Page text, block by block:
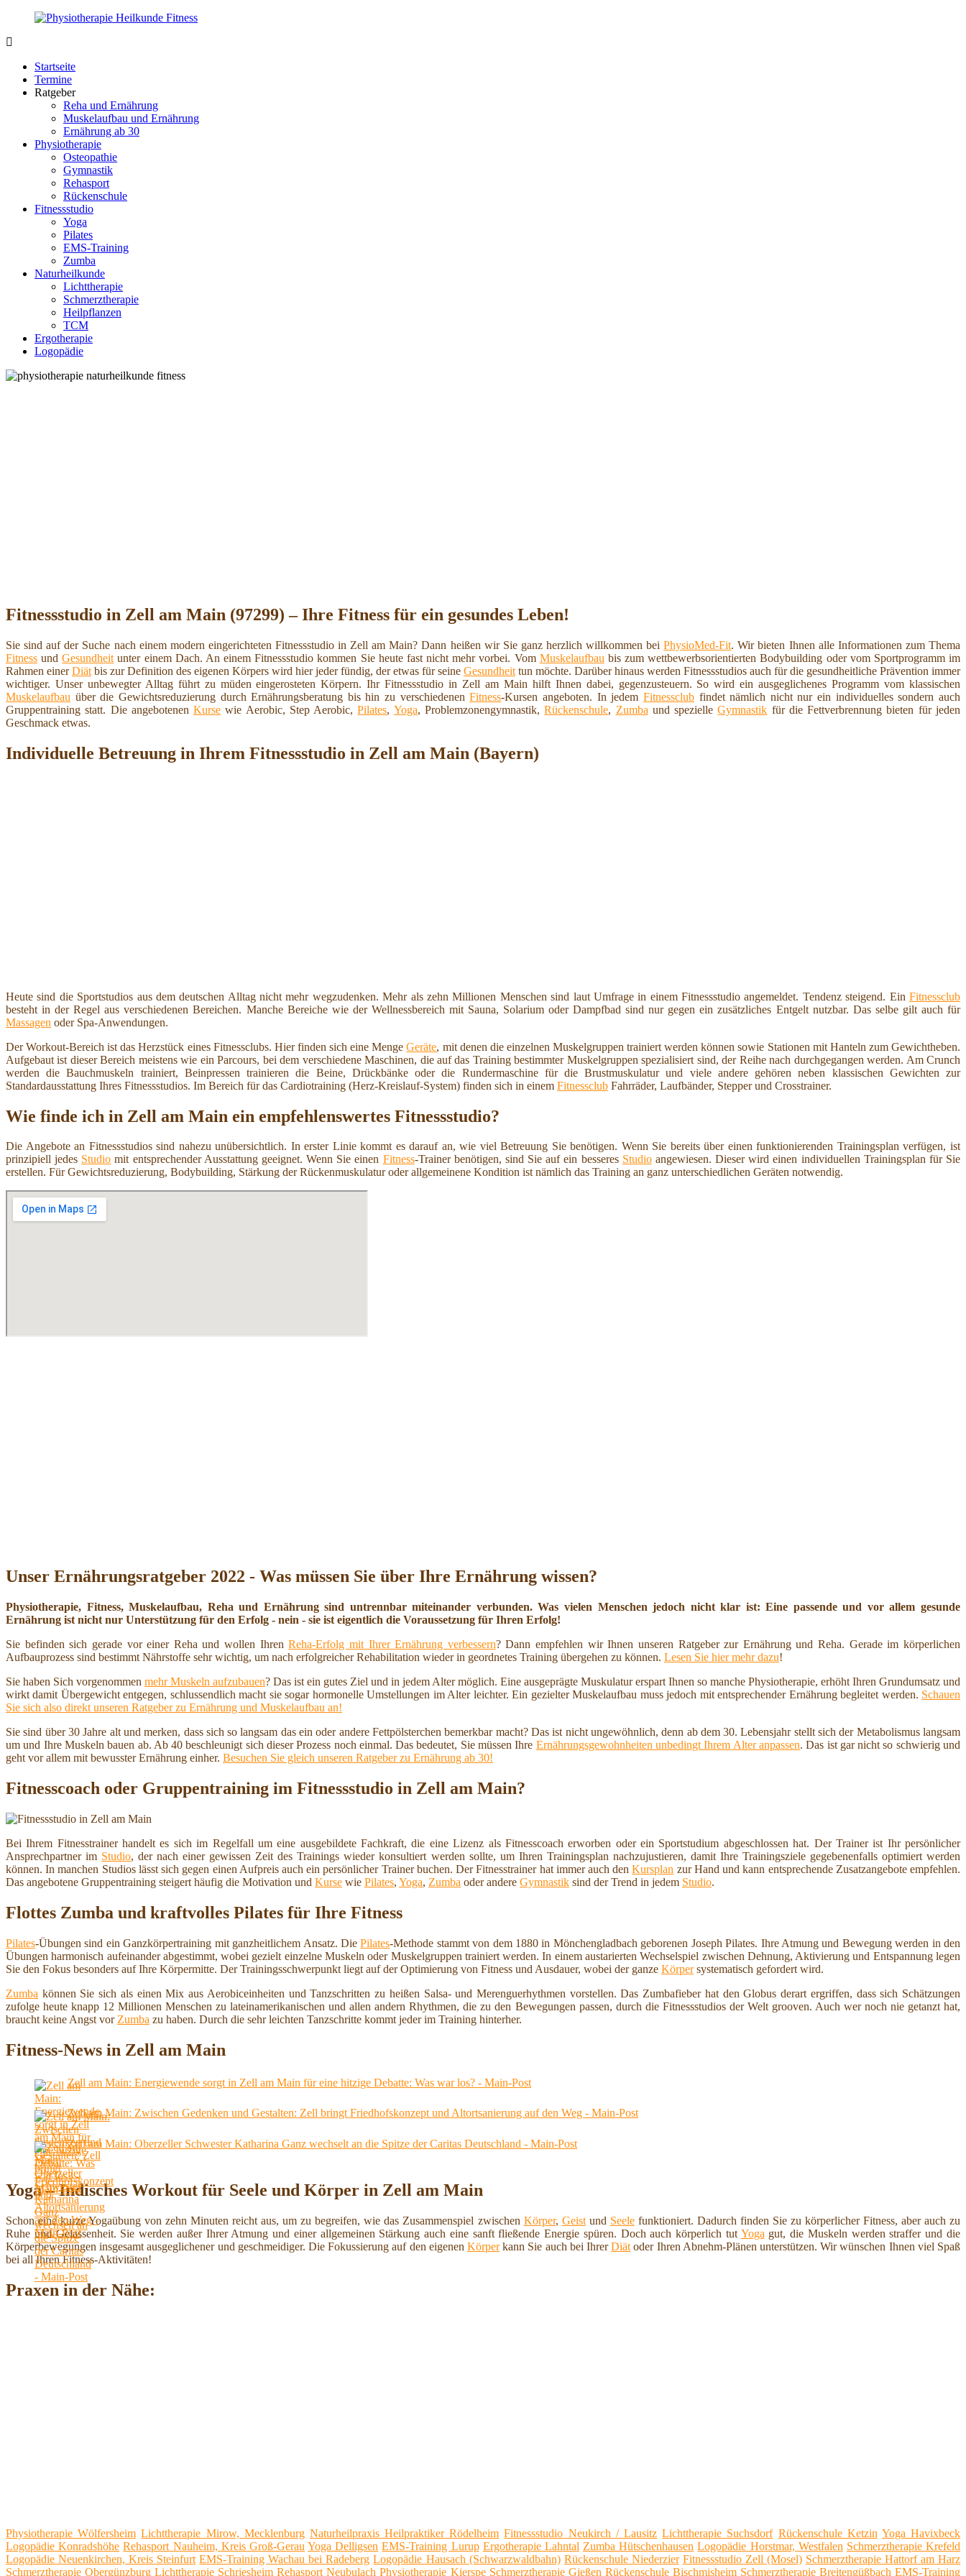
Zurück
Inhalt
Fit.de
Körper
Startseite
Termine
Ratgeber
Reha und Ernährung
Muskelaufbau und Ernährung
Ernährung ab 30
Physiotherapie
Osteopathie
Gymnastik
Rehasport
Rückenschule
Fitnessstudio
Yoga
Pilates
EMS-Training
Zumba
Naturheilkunde
Lichttherapie
Schmerztherapie
Heilpflanzen
TCM
Ergotherapie
Logopädie
Fitnessstudio in Zell am Main (97299) – Ihre Fitness für ein gesundes Leben!
Sie sind auf der Suche nach einem modern eingerichteten Fitnessstudio in Zell am Main? Dann heißen wir Sie ganz herzlich willkommen beiPhysioMed-Fit. Wir bieten Ihnen alle Informationen zum Thema
Fitness undGesundheit unter einem Dach. An einem Fitnessstudio kommen Sie heute fast nicht mehr vorbei. Vom Muskelaufbau bis zum wettbewerbsorientierten Bodybuilding oder vom Sportprogramm im
Rahmen einerDiät bis zur Definition des eigenen Körpers wird hier jeder fündig, der etwas für seine Gesundheit tun möchte. Darüber hinaus werden Fitnessstudios auch für die gesundheitliche Prävention immer
wichtiger. Unser unbewegter Alltag führt zu müden eingerosteten Körpern. Ihr Fitnessstudio in Zell am Main hilft Ihnen dabei, gegenzusteuern. So wird ein ausgeglichenes Programm vom klassischen
Muskelaufbau über die Gewichtsreduzierung durch Ernährungsberatung bis hin zu verschiedenenFitness-Kursen angeboten. In jedem Fitnessclubfindet nämlich nicht nur ein individuelles sondern auch
Gruppentraining statt. Die angebotenenKurse wie Aerobic, Step Aerobic,Pilates, Yoga, Problemzonengymnastik,Rückenschule, Zumba und spezielleGymnastik für die Fettverbrennung bieten für jeden
Geschmack etwas.
Individuelle Betreuung in Ihrem Fitnessstudio in Zell am Main (Bayern)
Heute sind die Sportstudios aus dem deutschen Alltag nicht mehr wegzudenken. Mehr als zehn Millionen Menschen sind laut Umfrage in einem Fitnessstudio angemeldet. Tendenz steigend. Ein Fitnessclub
besteht in der Regel aus verschiedenen Bereichen. Manche Bereiche wie der Wellnessbereich mit Sauna, Solarium oder Dampfbad sind nur gegen ein zusätzliches Entgelt nutzbar. Das selbe gilt auch für
Massagen oder Spa-Anwendungen.
Der Workout-Bereich ist das Herzstück eines Fitnessclubs. Hier finden sich eine MengeGeräte, mit denen die einzelnen Muskelgruppen trainiert werden können sowie Stationen mit Hanteln zum Gewichtheben.
Aufgebaut ist dieser Bereich meistens wie ein Parcours, bei dem verschiedene Maschinen, die auf das Training bestimmter Muskelgruppen spezialisiert sind, der Reihe nach durchgegangen werden. Am Crunch
werden die Bauchmuskeln trainiert, Beinpressen trainieren die Beine, Drückbänke oder die Rundermaschine für die Brustmuskulatur und viele andere gehören neben klassischen Gewichten zur
Standardausstattung Ihres Fitnessstudios. Im Bereich für das Cardiotraining (Herz-Kreislauf-System) finden sich in einem Fitnessclub Fahrräder, Laufbänder, Stepper und Crosstrainer.
Wie finde ich in Zell am Main ein empfehlenswertes Fitnessstudio?
Die Angebote an Fitnessstudios sind nahezu unübersichtlich. In erster Linie kommt es darauf an, wie viel Betreuung Sie benötigen. Wenn Sie bereits über einen funktionierenden Trainingsplan verfügen, ist
prinzipiell jedes Studio mit entsprechender Ausstattung geeignet. Wenn Sie einen Fitness-Trainer benötigen, sind Sie auf ein besseres Studioangewiesen. Dieser wird einen individuellen Trainingsplan für Sie
erstellen. Für Gewichtsreduzierung, Bodybuilding, Stärkung der Rückenmuskulatur oder allgemeinene Kondition ist nämlich das Training an ganz unterschiedlichen Geräten notwendig.
Unser Ernährungsratgeber 2022 - Was müssen Sie über Ihre Ernährung wissen?
Physiotherapie, Fitness, Muskelaufbau, Reha und Ernährung sind untrennbar miteinander verbunden. Was vielen Menschen jedoch nicht klar ist: Eine passende und vor allem gesunde
Ernährung ist nicht nur Unterstützung für den Erfolg - nein - sie ist eigentlich die Voraussetzung für Ihren Erfolg!
Sie befinden sich gerade vor einer Reha und wollen IhrenReha-Erfolg mit Ihrer Ernährung verbessern? Dann empfehlen wir Ihnen unseren Ratgeber zur Ernährung und Reha. Gerade im körperlichen
Aufbauprozess sind bestimmt Nährstoffe sehr wichtig, um nach erfolgreicher Rehabilitation wieder in geordnetes Training übergehen zu können. Lesen Sie hier mehr dazu!
Sie haben Sich vorgenommen mehr Muskeln aufzubauen? Das ist ein gutes Ziel und in jedem Alter möglich. Eine ausgeprägte Muskulatur erspart Ihnen so manche Physiotherapie, erhöht Ihren Grundumsatz und
wirkt damit Übergewicht entgegen, schlussendlich macht sie sogar hormonelle Umstellungen im Alter leichter. Ein gezielter Muskelaufbau muss jedoch mit entsprechender Ernährung begleitet werden. Schauen
Sie sich also direkt unseren Ratgeber zu Ernährung und Muskelaufbau an!
Sie sind über 30 Jahre alt und merken, dass sich so langsam das ein oder andere Fettpölsterchen bemerkbar macht? Das ist nicht ungewöhnlich, denn ab dem 30. Lebensjahr stellt sich der Metabolismus langsam
um und Ihre Muskeln bauen ab. Ab 40 beschleunigt sich dieser Prozess noch einmal. Das bedeutet, Sie müssen Ihre Ernährungsgewohnheiten unbedingt Ihrem Alter anpassen. Das ist gar nicht so schwierig und
geht vor allem mit bewusster Ernährung einher. Besuchen Sie gleich unseren Ratgeber zu Ernährung ab 30!
Fitnesscoach oder Gruppentraining im Fitnessstudio in Zell am Main?
Bei Ihrem Fitnesstrainer handelt es sich im Regelfall um eine ausgebildete Fachkraft, die eine Lizenz als Fitnesscoach erworben oder ein Sportstudium abgeschlossen hat. Der Trainer ist Ihr persönlicher
Ansprechpartner im Studio, der nach einer gewissen Zeit des Trainings wieder konsultiert werden sollte, um Ihren Trainingsplan nachzujustieren, damit Ihre Trainingsziele gegebenenfalls optimiert werden
können. In manchen Studios lässt sich gegen einen Aufpreis auch ein persönlicher Trainer buchen. Der Fitnesstrainer hat immer auch denKursplan zur Hand und kann entsprechende Zusatzangebote empfehlen.
Das angebotene Gruppentraining steigert häufig die Motivation und Kurse wie Pilates, Yoga, Zumba oder andere Gymnastik sind der Trend in jedem Studio.
Flottes Zumba und kraftvolles Pilates für Ihre Fitness
Pilates-Übungen sind ein Ganzkörpertraining mit ganzheitlichem Ansatz. DiePilates-Methode stammt von dem 1880 in Mönchengladbach geborenen Joseph Pilates. Ihre Atmung und Bewegung werden in den
Übungen harmonisch aufeinander abgestimmt, wobei gezielt einzelne Muskeln oder Muskelgruppen trainiert werden. In einem austarierten Wechselspiel zwischen Dehnung, Aktivierung und Entspannung legen
Sie den Fokus besonders auf Ihre Körpermitte. Der Trainingsschwerpunkt liegt auf der Optimierung von Fitness und Ausdauer, wobei der ganze Körpersystematisch gefordert wird.
Zumba können Sie sich als einen Mix aus Aerobiceinheiten und Tanzschritten zu heißen Salsa- und Merenguerhythmen vorstellen. Das Zumbafieber hat den Globus derart ergriffen, dass sich Schätzungen
zufolge heute knapp 12 Millionen Menschen zu lateinamerikanischen und allen andern Rhythmen, die zu den Bewegungen passen, durch die Fitnessstudios der Welt grooven. Auch wer noch nie getanzt hat,
braucht keine Angst vor Zumba zu haben. Durch die sehr leichten Tanzschritte kommt jeder im Training hinterher.
Fitness-News in Zell am Main
Zell am Main: Energiewende sorgt in Zell am Main für eine hitzige Debatte: Was war los? - Main-Post
Zell am Main: Zwischen Gedenken und Gestalten: Zell bringt Friedhofskonzept und Altortsanierung auf den Weg - Main-Post
Zell am Main: Oberzeller Schwester Katharina Ganz wechselt an die Spitze der Caritas Deutschland - Main-Post
Yoga – Indisches Workout für Seele und Körper in Zell am Main
Schon eine kurze Yogaübung von zehn Minuten reicht aus, um zu begreifen, wie das Zusammenspiel zwischen Körper, Geistund Seelefunktioniert. Dadurch finden Sie zu körperlicher Fitness, aber auch zu
Ruhe und Gelassenheit. Sie werden außer Ihrer Atmung und einer allgemeinen Stärkung auch eine sanft fließende Energie spüren. Doch auch körperlich tut Yoga gut, die Muskeln werden straffer und die
Körperbewegungen insgesamt ausgeglichener und geschmeidiger. Die Fokussierung auf den eigenen Körperkann Sie auch bei IhrerDiät oder Ihren Abnehm-Plänen unterstützen. Wir wünschen Ihnen viel Spaß
bei all Ihren Fitness-Aktivitäten!
Praxen in der Nähe:
Physiotherapie Wölfersheim Lichttherapie Mirow, Mecklenburg Naturheilpraxis Heilpraktiker Rödelheim Fitnessstudio Neukirch / Lausitz Lichttherapie Suchsdorf Rückenschule Ketzin Yoga Havixbeck
Logopädie Konradshöhe Rehasport Nauheim, Kreis Groß-Gerau Yoga Delligsen EMS-Training Lurup Ergotherapie Lahntal Zumba Hütschenhausen Logopädie Horstmar, Westfalen Schmerztherapie Krefeld
Logopädie Neuenkirchen, Kreis Steinfurt EMS-Training Wachau bei Radeberg Logopädie Hausach (Schwarzwaldbahn) Rückenschule Niederzier Fitnessstudio Zell (Mosel) Schmerztherapie Hattorf am Harz
Schmerztherapie Obergünzburg Lichttherapie Schriesheim Rehasport Neubulach Physiotherapie Kierspe Schmerztherapie Gießen Rückenschule Bischmisheim Schmerztherapie Breitengüßbach EMS-Training